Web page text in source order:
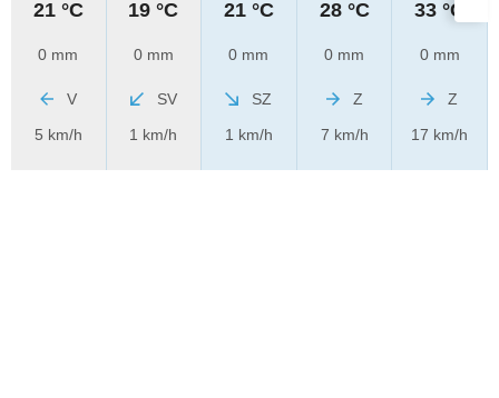
21 °C
0 mm
V
5 km/h
19 °C
0 mm
SV
1 km/h
21 °C
0 mm
SZ
1 km/h
28 °C
0 mm
Z
7 km/h
33 °C
0 mm
Z
17 km/h